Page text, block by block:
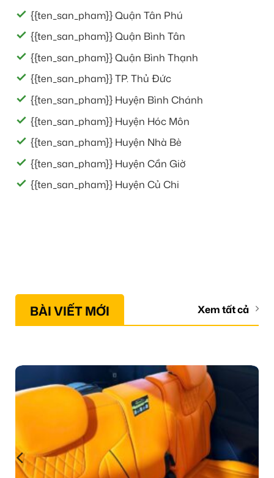
{{ten_san_pham}} Quận Tân Phú
{{ten_san_pham}} Quận Bình Tân
{{ten_san_pham}} Quận Bình Thạnh
{{ten_san_pham}} TP. Thủ Đức
{{ten_san_pham}} Huyện Bình Chánh
{{ten_san_pham}} Huyện Hóc Môn
{{ten_san_pham}} Huyện Nhà Bè
{{ten_san_pham}} Huyện Cần Giờ
{{ten_san_pham}} Huyện Củ Chi
BÀI VIẾT MỚI Xem tất cả